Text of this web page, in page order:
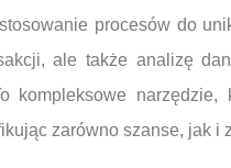
procesów do
ale także analizę
kompleksowe
zarówno szanse, jak i